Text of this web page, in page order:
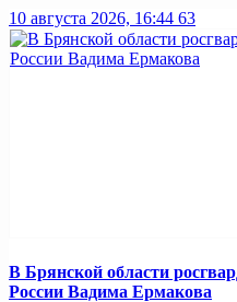
10 августа 2026, 16:44 63
В Брянской области
России Вадима Ермакова